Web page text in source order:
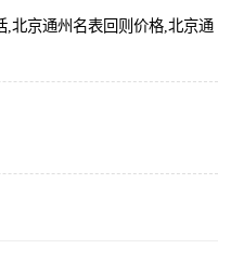
,北京通州名表回则价格,北京通